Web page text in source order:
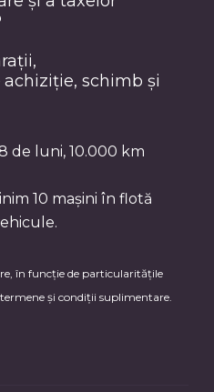
schimb și
de luni, 10.000 km
10 mașini în flotă
în funcție de particularitățile
și condiții suplimentare.